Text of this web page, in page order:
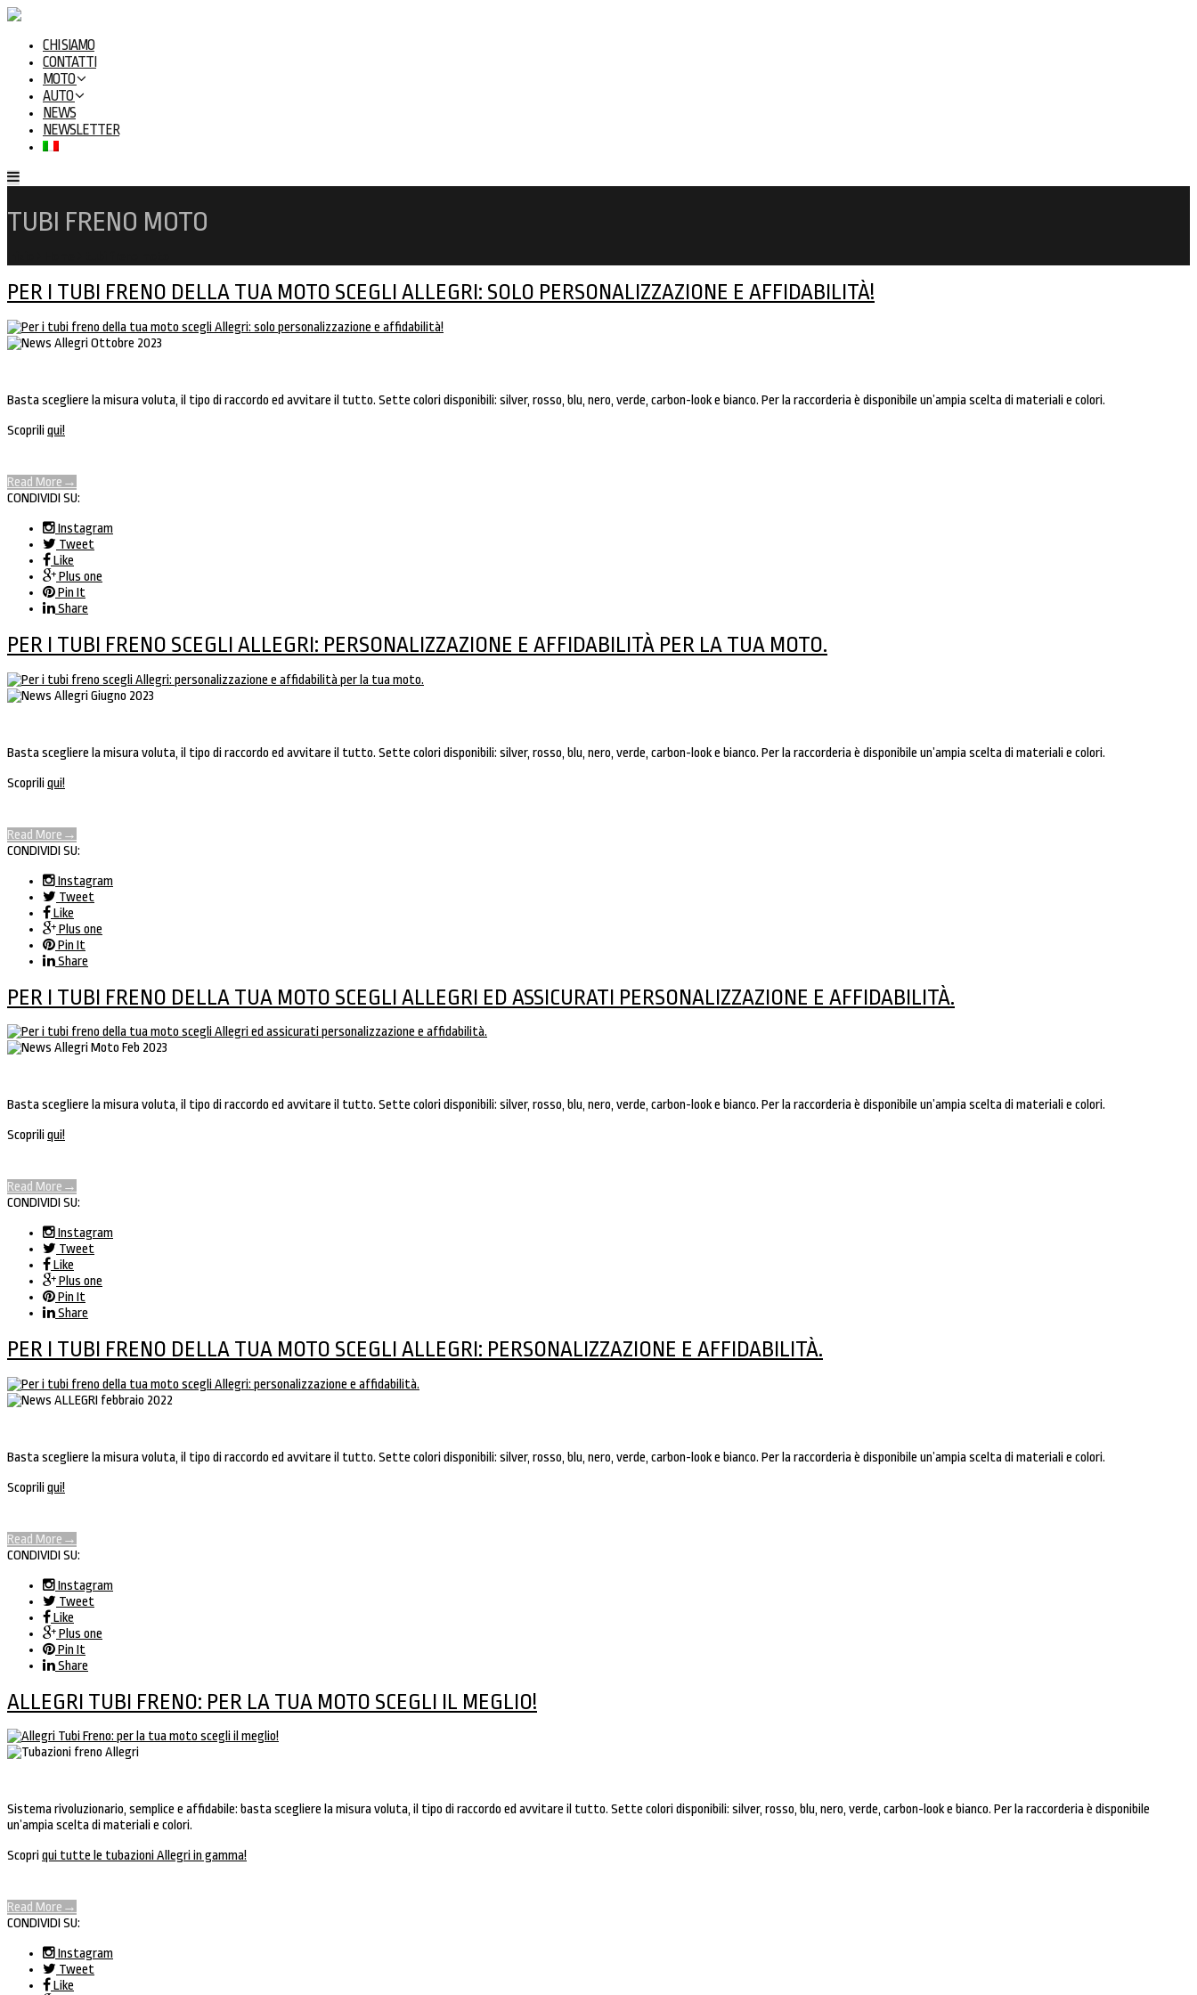
CHI SIAMO
CONTATTI
MOTO
AUTO
NEWS
NEWSLETTER
TUBI FRENO MOTO
PER I TUBI FRENO DELLA TUA MOTO SCEGLI ALLEGRI: SOLO PERSONALIZZAZIONE E AFFIDABILITÀ!
Basta scegliere la misura voluta, il tipo di raccordo ed avvitare il tutto. Sette colori disponibili: silver, rosso, blu, nero, verde, carbon-look e bianco. Per la raccorderia è disponibile un’ampia scelta di materiali e colori.
Scopriliqui!
Read More →
CONDIVIDI SU:
Instagram
Tweet
Like
Plus one
Pin It
Share
PER I TUBI FRENO SCEGLI ALLEGRI: PERSONALIZZAZIONE E AFFIDABILITÀ PER LA TUA MOTO.
Basta scegliere la misura voluta, il tipo di raccordo ed avvitare il tutto. Sette colori disponibili: silver, rosso, blu, nero, verde, carbon-look e bianco. Per la raccorderia è disponibile un’ampia scelta di materiali e colori.
Scopriliqui!
Read More →
CONDIVIDI SU:
Instagram
Tweet
Like
Plus one
Pin It
Share
PER I TUBI FRENO DELLA TUA MOTO SCEGLI ALLEGRI ED ASSICURATI PERSONALIZZAZIONE E AFFIDABILITÀ.
Basta scegliere la misura voluta, il tipo di raccordo ed avvitare il tutto. Sette colori disponibili: silver, rosso, blu, nero, verde, carbon-look e bianco. Per la raccorderia è disponibile un’ampia scelta di materiali e colori.
Scopriliqui!
Read More →
CONDIVIDI SU:
Instagram
Tweet
Like
Plus one
Pin It
Share
PER I TUBI FRENO DELLA TUA MOTO SCEGLI ALLEGRI: PERSONALIZZAZIONE E AFFIDABILITÀ.
Basta scegliere la misura voluta, il tipo di raccordo ed avvitare il tutto. Sette colori disponibili: silver, rosso, blu, nero, verde, carbon-look e bianco. Per la raccorderia è disponibile un’ampia scelta di materiali e colori.
Scopriliqui!
Read More →
CONDIVIDI SU:
Instagram
Tweet
Like
Plus one
Pin It
Share
ALLEGRI TUBI FRENO: PER LA TUA MOTO SCEGLI IL MEGLIO!
Sistema rivoluzionario, semplice e affidabile: basta scegliere la misura voluta, il tipo di raccordo ed avvitare il tutto. Sette colori disponibili: silver, rosso, blu, nero, verde, carbon-look e bianco. Per la raccorderia è disponibile
un’ampia scelta di materiali e colori.
Scopriqui tutte le tubazioni Allegri in gamma!
Read More →
CONDIVIDI SU:
Instagram
Tweet
Like